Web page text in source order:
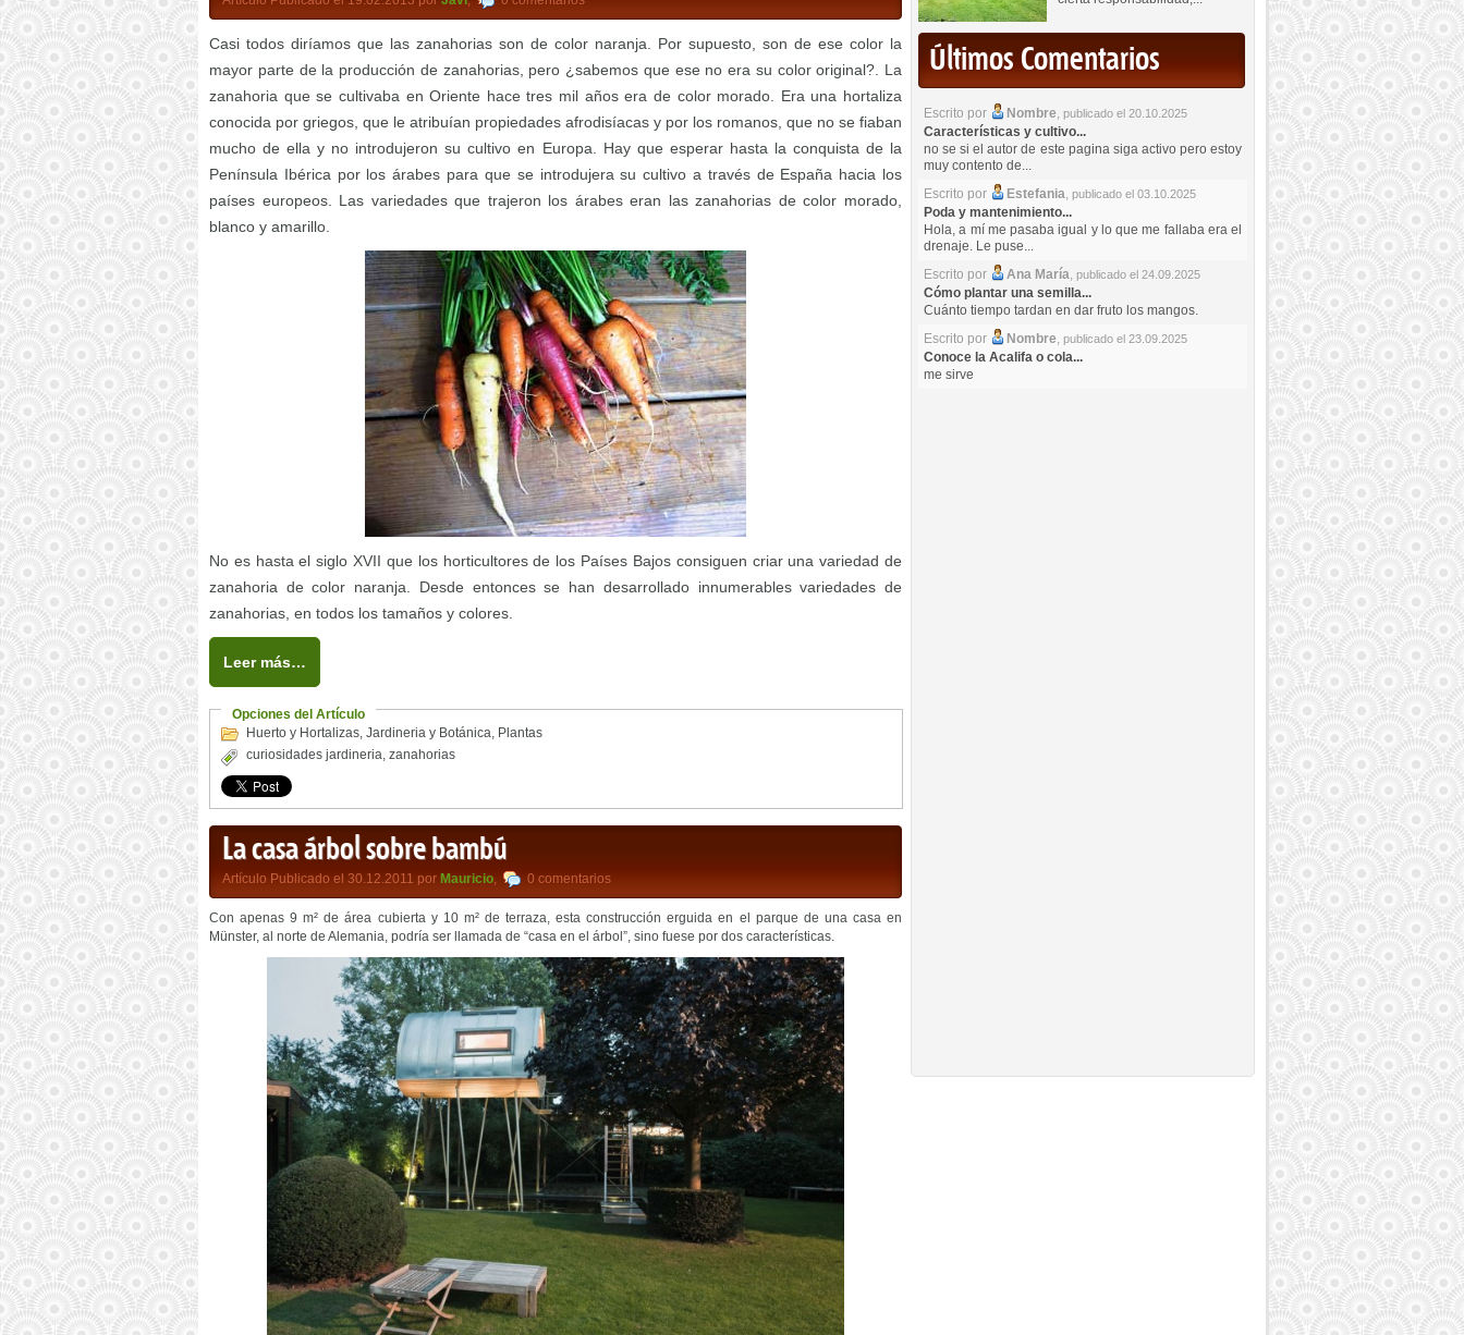
Casi todos diríamos que las zanahorias son de color naranja. Por supuesto, son de ese color la
mayor parte de la producción de zanahorias, pero ¿sabemos que ese no era su color original?. La
zanahoria que se cultivaba en Oriente hace tres mil años era de color morado. Era una hortaliza
conocida por griegos, que le atribuían propiedades afrodisíacas y por los romanos, que no se fiaban
mucho de ella y no introdujeron su cultivo en Europa. Hay que esperar hasta la conquista de la
Península Ibérica por los árabes para que se introdujera su cultivo a través de España hacia los
países europeos. Las variedades que trajeron los árabes eran las zanahorias de color morado,
blanco y amarillo.
No es hasta el siglo XVII que los horticultores de los Países Bajos consiguen criar una variedad de
zanahoria de color naranja. Desde entonces se han desarrollado innumerables variedades de
zanahorias, en todos los tamaños y colores.
Leer más…
Opciones del Artículo
Huerto y Hortalizas, Jardineria y Botánica, Plantas
curiosidades jardineria, zanahorias
La casa árbol sobre bambú
Artículo Publicado el 30.12.2011 por Mauricio, 0 comentarios
Con apenas 9 m² de área cubierta y 10 m² de terraza, esta construcción erguida en el parque de una casa en
Münster, al norte de Alemania, podría ser llamada de “casa en el árbol”, sino fuese por dos características.
Últimos Comentarios
Escrito por Nombre, publicado el 20.10.2025
Características y cultivo...
no se si el autor de este pagina siga activo pero estoy
muy contento de...
Escrito por
Estefania, publicado el 03.10.2025
Poda y mantenimiento...
Hola, a mí me pasaba igual y lo que me fallaba era el
drenaje. Le puse...
Escrito por
Ana María, publicado el 24.09.2025
Cómo plantar una semilla...
Cuánto tiempo tardan en dar fruto los mangos.
Escrito por
Nombre, publicado el 23.09.2025
Conoce la Acalifa o cola...
me sirve